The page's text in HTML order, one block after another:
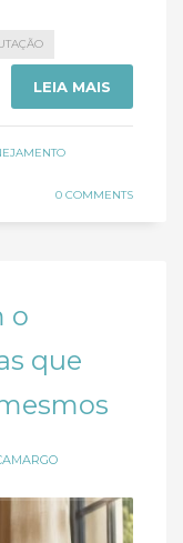
LEIA MAIS
0 COMMENTS
o
que